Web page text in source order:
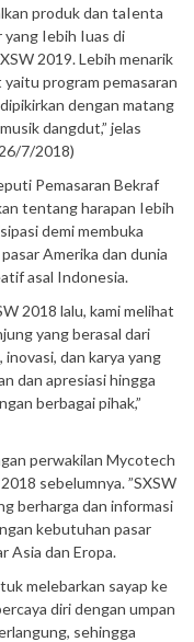
produk dan taIenta
yang Iebih Iuas di
2019. Lebih menarik
program pemasaran
dengan matang
dangdut,” jelas
7/2018)
Pemasaran Bekraf
tentang harapan Iebih
demi membuka
Amerika dan dunia
asal Indonesia.
2018 lalu, kami melihat
yang berasal dari
dan karya yang
dan apresiasi hingga
berbagai pihak,”
perwakilan Mycotech
sebelumnya. ”SXSW
berharga dan informasi
kebutuhan pasar
Asia dan Eropa.
melebarkan sayap ke
diri dengan umpan
sehingga